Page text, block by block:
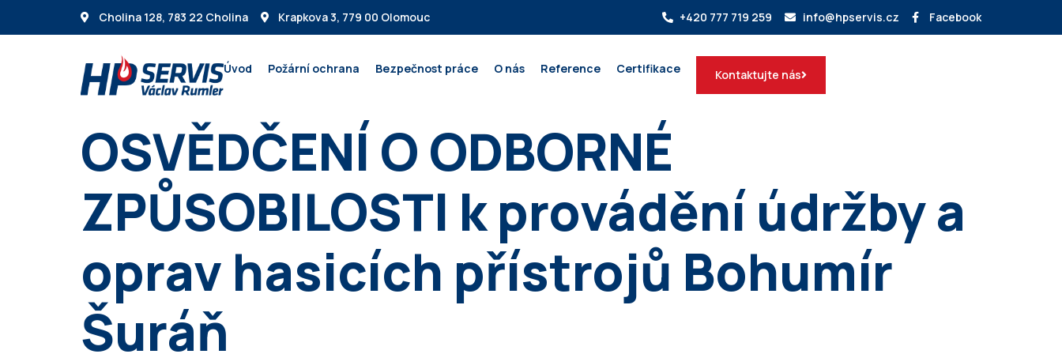
Cholina 128, 783 22 Cholina Krapkova 3, 779 00 Olomouc +420 777 719 259 info@hpservis.cz Facebook
Úvod Požární ochrana Bezpečnost práce O nás Reference Certifikace Kontaktujte nás
OSVĚDČENÍ O ODBORNÉ
ZPŮSOBILOSTI k provádění údržby a
oprav hasicích přístrojů Bohumír
Šuráň